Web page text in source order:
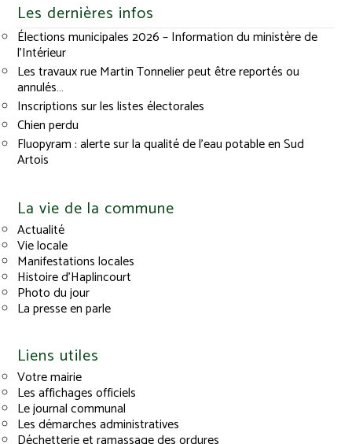
Les dernières infos
Élections municipales 2026 – Information du ministère de
l’Intérieur
Les travaux rue Martin Tonnelier peut être reportés ou
annulés…
Inscriptions sur les listes électorales
Chien perdu
Fluopyram : alerte sur la qualité de l’eau potable en Sud
Artois
La vie de la commune
Actualité
Vie locale
Manifestations locales
Histoire d’Haplincourt
Photo du jour
La presse en parle
Liens utiles
Votre mairie
Les affichages officiels
Le journal communal
Les démarches administratives